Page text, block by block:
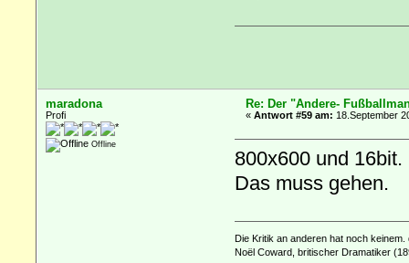
maradona
Profi
Offline
Re: Der "Andere-
«Antwort #59 am: 18.September
800x600 und 16bit.
Das muss gehen.
Die Kritik an anderen hat noch
Noël Coward, britischer Dramatiker